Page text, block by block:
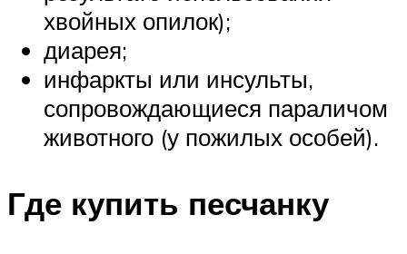
хвойных опилок);
диарея;
инфаркты или инсульты,
сопровождающиеся параличом
животного (у пожилых особей).
Где купить песчанку